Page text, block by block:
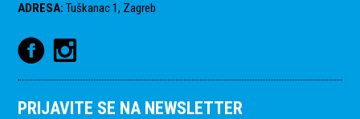
ADRESA: Tuškanac 1, Zagreb
PRIJAVITE SE NA NEWSLETTER